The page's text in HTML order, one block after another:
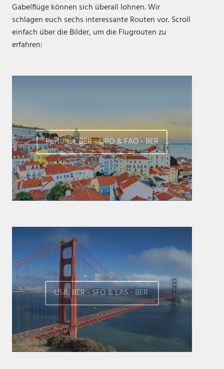
Gabelflüge können sich überall lohnen. Wir
schlagen euch sechs interessante Routen vor. Scroll
einfach über die Bilder, um die Flugrouten zu
erfahren:
Portugal: BER - OPO & FAO - BER
USA: BER - SFO & LAS - BER